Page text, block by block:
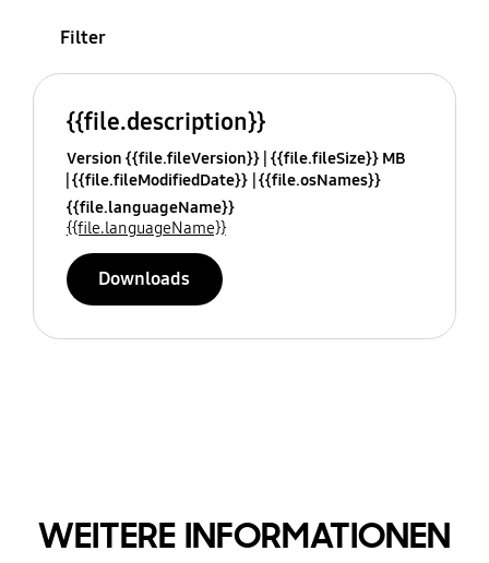
Filter
{{file.description}}
Version {{file.fileVersion}} {{file.fileSize}} MB
{{file.fileModifiedDate}} {{file.osNames}}
{{file.languageName}}
{{file.languageName}}
Downloads
WEITERE INFORMATIONEN